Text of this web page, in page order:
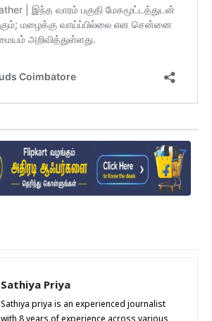
Sathiya Priya
Sathiya priya is an experienced journalist